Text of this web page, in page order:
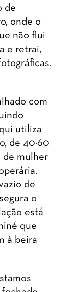
de
onde o
não flui
e retrai,
com
utiliza
de 40×60
de mulher
de
o
está
que
à beira